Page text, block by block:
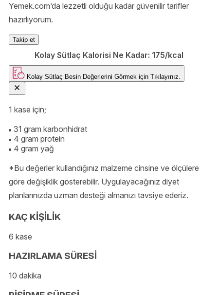
Yemek.com’da lezzetli olduğu kadar güvenilir tarifler
hazırlıyorum.
Takip et
Kolay Sütlaç Kalorisi Ne Kadar: 175/kcal
Kolay Sütlaç Besin Değerlerini Görmek için Tıklayınız.
1 kase için;
31 gram karbonhidrat
4 gram protein
4 gram yağ
*Bu değerler kullandığınız malzeme cinsine ve ölçülere
göre değişiklik gösterebilir. Uygulayacağınız diyet
planlarınızda uzman desteği almanızı tavsiye ederiz.
KAÇ KİŞİLİK
6 kase
HAZIRLAMA SÜRESİ
10 dakika